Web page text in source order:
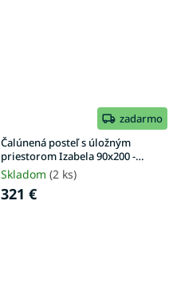
zadarmo
Čalúnená posteľ s úložným
priestorom Izabela 90x200 -
krémová
Skladom (2 ks)
321 €